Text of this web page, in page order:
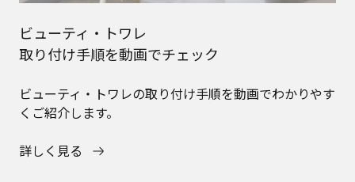
ビューティ・トワレ​
取り付け手順を動画でチェック
ビューティ・トワレの取り付け手順を動画でわかりやす
くご紹介します。
詳しく見る